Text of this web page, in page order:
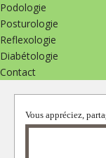
Podologie
Posturologie
Reflexologie
Diabétologie
Contact
Vous appréciez,